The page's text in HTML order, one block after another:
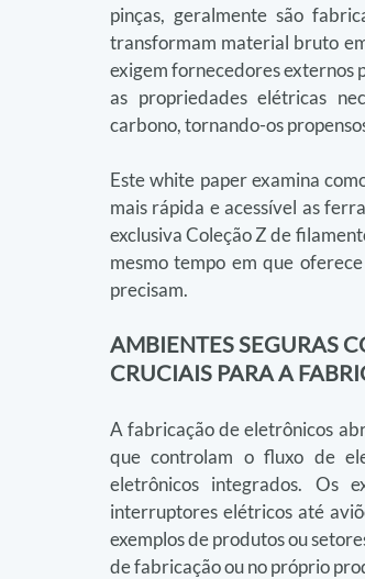
pinças, geralmente são
transformam material bruto
exigem fornecedores externos
as propriedades elétricas
carbono, tornando-os
Este white paper examina
mais rápida e acessível as
exclusiva Coleção Z de
mesmo tempo em que
precisam.
AMBIENTES SEGURAS
CRUCIAIS PARA A
A fabricação de eletrônicos
que controlam o fluxo de
eletrônicos integrados. Os
interruptores elétricos até
exemplos de produtos ou
de fabricação ou no próprio